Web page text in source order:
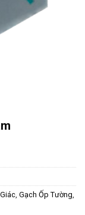
, Gạch Ốp Tường,